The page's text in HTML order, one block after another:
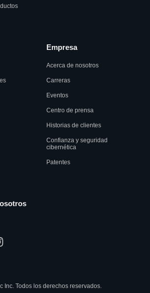
Empresa
Acerca de nosotros
Carreras
Eventos
Centro de prensa
Historias de clientes
Confianza y seguridad
cibernética
Patentes
Inc. Todos los derechos reservados.